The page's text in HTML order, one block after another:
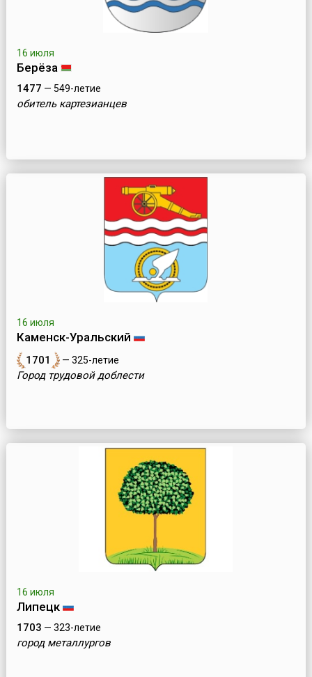
16 июля
Берёза
1477 — 549-летие
обитель картезианцев
16 июля
Каменск-Уральский
1701 — 325-летие
Город трудовой доблести
16 июля
Липецк
1703 — 323-летие
город металлургов